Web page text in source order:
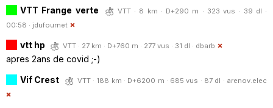
VTT Frange verte
VTT · 8 km · D+290 m · 323 vus · 39 dl ·
00:58 · jdufournet
vtt hp VTT · 27 km · D+760 m · 277 vus · 31 dl · dbarb
apres 2ans de covid ;-)
Vif Crest
VTT · 188 km · D+6200 m · 685 vus · 87 dl · arenov.elec